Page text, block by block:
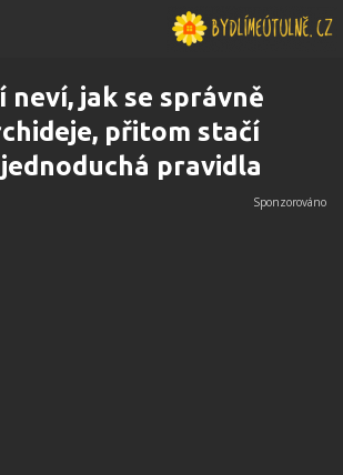
neví, jak se správně
přitom stačí
pravidla